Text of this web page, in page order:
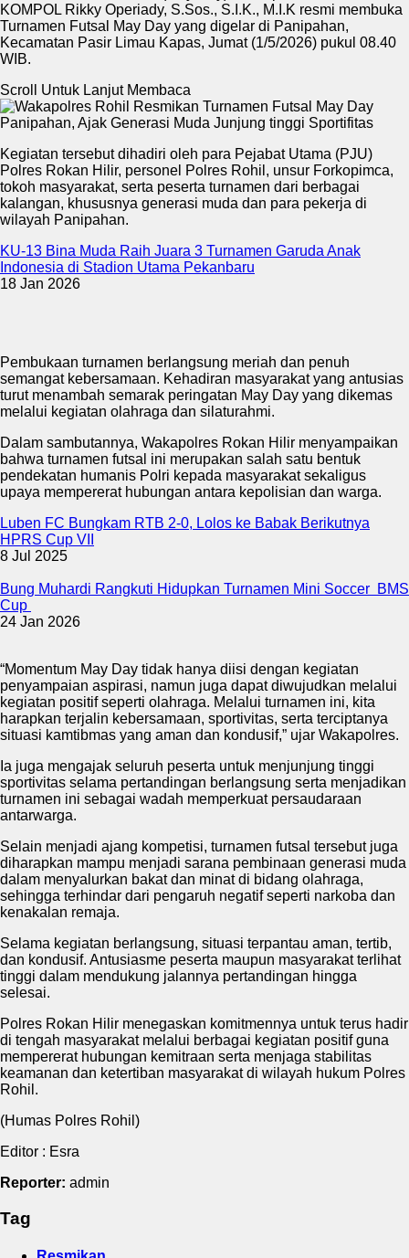
KOMPOL Rikky Operiady, S.Sos., S.I.K., M.I.K resmi membuka
Turnamen Futsal May Day yang digelar di Panipahan,
Kecamatan Pasir Limau Kapas, Jumat (1/5/2026) pukul 08.40
WIB.
Scroll Untuk Lanjut Membaca
Kegiatan tersebut dihadiri oleh para Pejabat Utama (PJU)
Polres Rokan Hilir, personel Polres Rohil, unsur Forkopimca,
tokoh masyarakat, serta peserta turnamen dari berbagai
kalangan, khususnya generasi muda dan para pekerja di
wilayah Panipahan.
KU-13 Bina Muda Raih Juara 3 Turnamen Garuda Anak
Indonesia di Stadion Utama Pekanbaru
18 Jan 2026
Pembukaan turnamen berlangsung meriah dan penuh
semangat kebersamaan. Kehadiran masyarakat yang antusias
turut menambah semarak peringatan May Day yang dikemas
melalui kegiatan olahraga dan silaturahmi.
Dalam sambutannya, Wakapolres Rokan Hilir menyampaikan
bahwa turnamen futsal ini merupakan salah satu bentuk
pendekatan humanis Polri kepada masyarakat sekaligus
upaya mempererat hubungan antara kepolisian dan warga.
Luben FC Bungkam RTB 2-0, Lolos ke Babak Berikutnya
HPRS Cup VII
8 Jul 2025
Bung Muhardi Rangkuti Hidupkan Turnamen Mini Soccer BMS
Cup
24 Jan 2026
“Momentum May Day tidak hanya diisi dengan kegiatan
penyampaian aspirasi, namun juga dapat diwujudkan melalui
kegiatan positif seperti olahraga. Melalui turnamen ini, kita
harapkan terjalin kebersamaan, sportivitas, serta terciptanya
situasi kamtibmas yang aman dan kondusif,” ujar Wakapolres.
Ia juga mengajak seluruh peserta untuk menjunjung tinggi
sportivitas selama pertandingan berlangsung serta menjadikan
turnamen ini sebagai wadah memperkuat persaudaraan
antarwarga.
Selain menjadi ajang kompetisi, turnamen futsal tersebut juga
diharapkan mampu menjadi sarana pembinaan generasi muda
dalam menyalurkan bakat dan minat di bidang olahraga,
sehingga terhindar dari pengaruh negatif seperti narkoba dan
kenakalan remaja.
Selama kegiatan berlangsung, situasi terpantau aman, tertib,
dan kondusif. Antusiasme peserta maupun masyarakat terlihat
tinggi dalam mendukung jalannya pertandingan hingga
selesai.
Polres Rokan Hilir menegaskan komitmennya untuk terus hadir
di tengah masyarakat melalui berbagai kegiatan positif guna
mempererat hubungan kemitraan serta menjaga stabilitas
keamanan dan ketertiban masyarakat di wilayah hukum Polres
Rohil.
(Humas Polres Rohil)
Editor : Esra
Reporter: admin
Tag